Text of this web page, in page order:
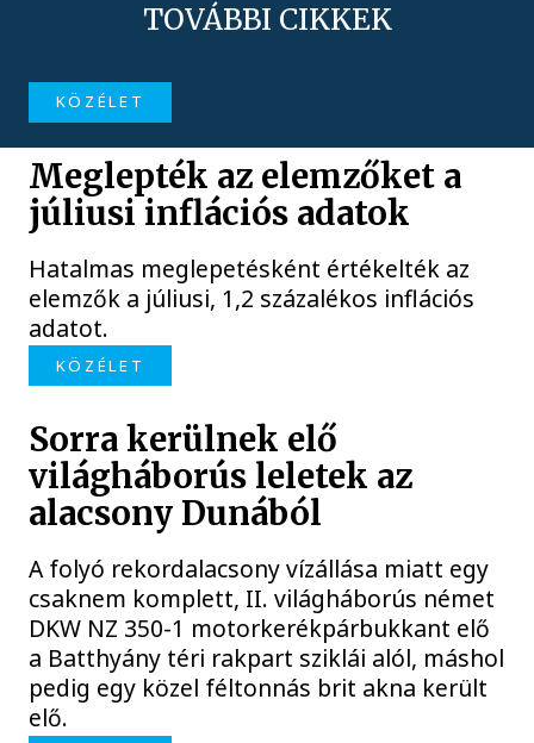
TOVÁBBI CIKKEK
KÖZÉLET
Meglepték az elemzőket a
júliusi inflációs adatok
Hatalmas meglepetésként értékelték az
elemzők a júliusi, 1,2 százalékos inflációs
adatot.
KÖZÉLET
Sorra kerülnek elő
világháborús leletek az
alacsony Dunából
A folyó rekordalacsony vízállása miatt egy
csaknem komplett, II. világháborús német
DKW NZ 350-1 motorkerékpárbukkant elő
a Batthyány téri rakpart sziklái alól, máshol
pedig egy közel féltonnás brit akna került
elő.